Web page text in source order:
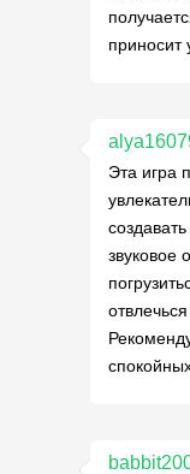
приносит
Эта игра
звуковое